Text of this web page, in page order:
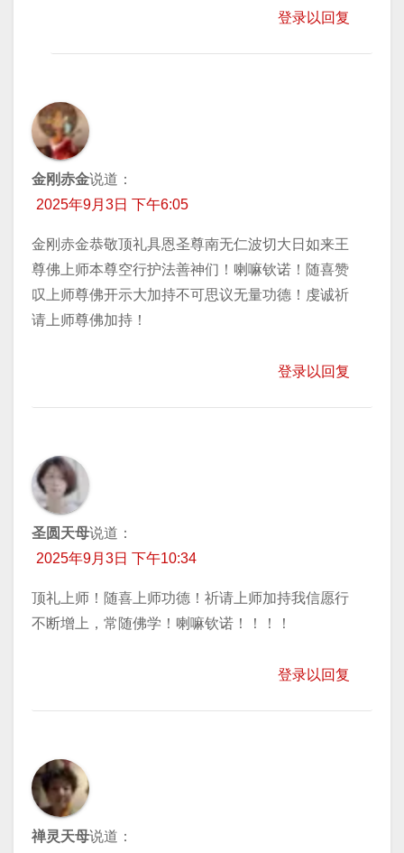
登录以回复
金刚赤金说道：
2025年9月3日 下午6:05
金刚赤金恭敬顶礼具恩圣尊南无仁波切大日如来王
尊佛上师本尊空行护法善神们！喇嘛钦诺！随喜赞
叹上师尊佛开示大加持不可思议无量功德！虔诚祈
请上师尊佛加持！
登录以回复
圣圆天母说道：
2025年9月3日 下午10:34
顶礼上师！随喜上师功德！祈请上师加持我信愿行
不断增上，常随佛学！喇嘛钦诺！！！！
登录以回复
禅灵天母说道：